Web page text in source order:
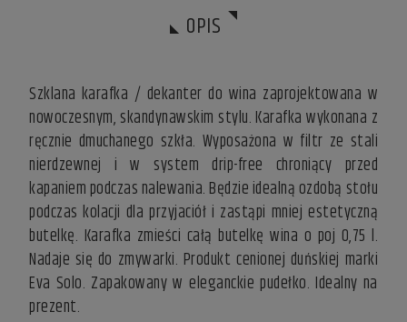
OPIS
Szklana karafka / dekanter do wina zaprojektowana w
nowoczesnym, skandynawskim stylu. Karafka wykonana z
ręcznie dmuchanego szkła. Wyposażona w filtr ze stali
nierdzewnej i w system drip-free chroniący przed
kapaniem podczas nalewania. Będzie idealną ozdobą stołu
podczas kolacji dla przyjaciół i zastąpi mniej estetyczną
butelkę. Karafka zmieści całą butelkę wina o poj 0,75 l.
Nadaje się do zmywarki. Produkt cenionej duńskiej marki
Eva Solo. Zapakowany w eleganckie pudełko. Idealny na
prezent.